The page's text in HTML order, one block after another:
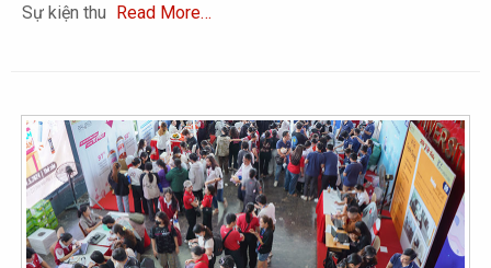
Sự kiện thu Read More…